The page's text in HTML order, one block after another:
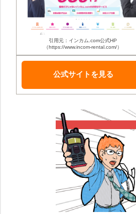
引用元：インカム.com公式HP
（https://www.incom-rental.com/）
公式サイトを見る